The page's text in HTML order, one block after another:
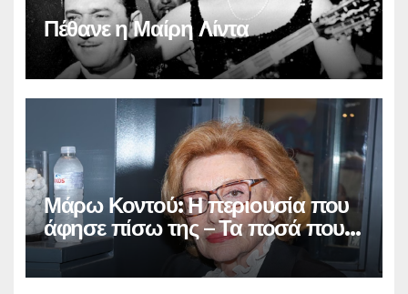
Πέθανε η Μαίρη Λίντα
Μάρω Κοντού: Η περιουσία που
άφησε πίσω της – Τα ποσά που
έπαιρνε από τις επαναλήψεις των
ταινιών που έπαιξε